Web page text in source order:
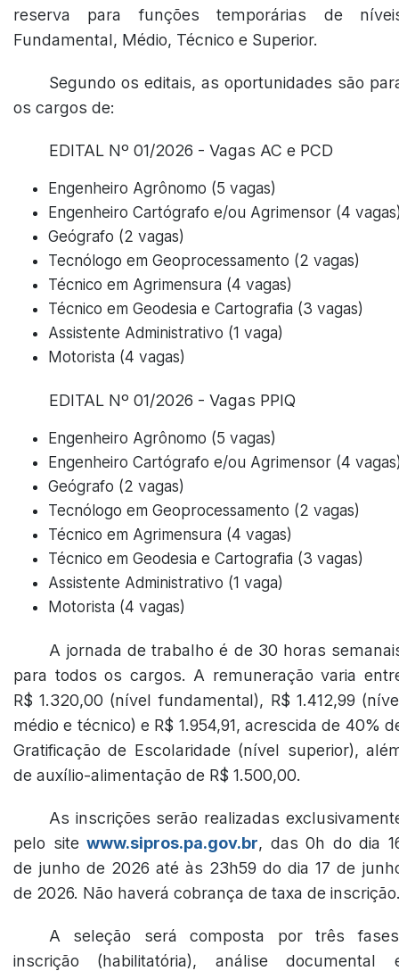
reserva para funções temporárias de
Fundamental, Médio, Técnico e Superior.
Segundo os editais, as oportunidades são
os cargos de:
EDITAL Nº 01/2026 - Vagas AC e PCD
Engenheiro Agrônomo (5 vagas)
Engenheiro Cartógrafo e/ou Agrimensor (4
Geógrafo (2 vagas)
Tecnólogo em Geoprocessamento (2 vagas)
Técnico em Agrimensura (4 vagas)
Técnico em Geodesia e Cartografia (3 vagas)
Assistente Administrativo (1 vaga)
Motorista (4 vagas)
EDITAL Nº 01/2026 - Vagas PPIQ
Engenheiro Agrônomo (5 vagas)
Engenheiro Cartógrafo e/ou Agrimensor (4
Geógrafo (2 vagas)
Tecnólogo em Geoprocessamento (2 vagas)
Técnico em Agrimensura (4 vagas)
Técnico em Geodesia e Cartografia (3 vagas)
Assistente Administrativo (1 vaga)
Motorista (4 vagas)
A jornada de trabalho é de 30 horas
para todos os cargos. A remuneração varia
R$ 1.320,00 (nível fundamental), R$ 1.412,99
médio e técnico) e R$ 1.954,91, acrescida de 40%
Gratificação de Escolaridade (nível superior),
de auxílio-alimentação de R$ 1.500,00.
As inscrições serão realizadas
pelo sitewww.sipros.pa.gov.br, das 0h do dia
de junho de 2026 até às 23h59 do dia 17 de
de 2026. Não haverá cobrança de taxa de
A seleção será composta por três
inscrição (habilitatória), análise documental